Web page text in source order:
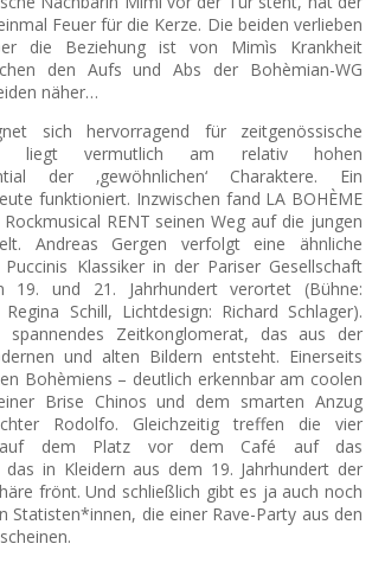
Feuer für die Kerze. Die beiden verlieben
die Beziehung ist von Mimìs Krankheit
den Aufs und Abs der Bohèmian-WG
näher…
sich hervorragend für zeitgenössische
liegt vermutlich am relativ hohen
der ‚gewöhnlichen‘ Charaktere. Ein
funktioniert. Inzwischen fand LA BOHÈME
RENT seinen Weg auf die jungen
Andreas Gergen verfolgt eine ähnliche
Klassiker in der Pariser Gesellschaft
19. und 21. Jahrhundert verortet (Bühne:
Schill, Lichtdesign: Richard Schlager).
spannendes Zeitkonglomerat, das aus der
und alten Bildern entsteht. Einerseits
Bohèmiens – deutlich erkennbar am coolen
Brise Chinos und dem smarten Anzug
Rodolfo. Gleichzeitig treffen die vier
auf dem Platz vor dem Café auf das
das in Kleidern aus dem 19. Jahrhundert der
frönt. Und schließlich gibt es ja auch noch
Statisten*innen, die einer Rave-Party aus den